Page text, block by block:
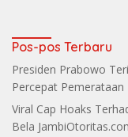
Pos-pos Terbaru
Presiden Prabowo
Percepat Pemerataan
Viral Cap Hoaks
Bela